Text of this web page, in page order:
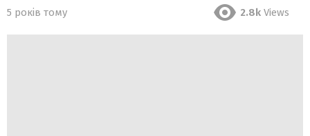
5 років тому 2.8k Views